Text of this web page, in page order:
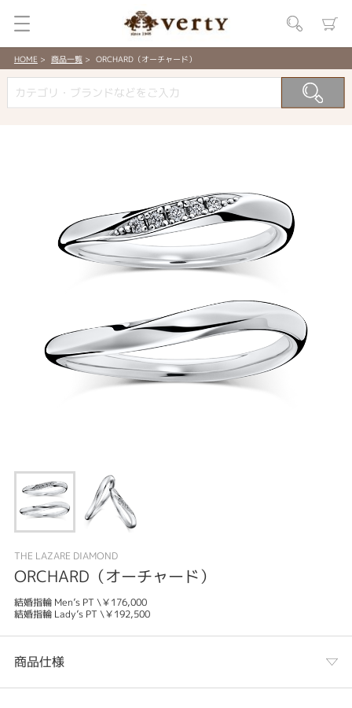
HOME 商品一覧 ORCHARD（オーチャード）
THE LAZARE DIAMOND
ORCHARD（オーチャード）
結婚指輪 Men’s PT \￥176,000
結婚指輪 Lady’s PT \￥192,500
商品仕様